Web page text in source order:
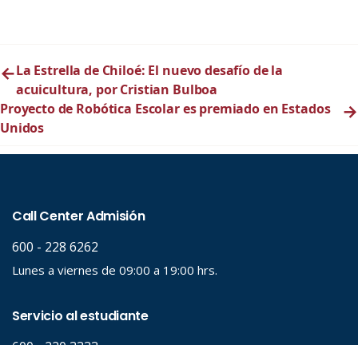
←La Estrella de Chiloé: El nuevo desafío de la
acuicultura, por Cristian Bulboa
Proyecto de Robótica Escolar es premiado en Estados
Unidos
→